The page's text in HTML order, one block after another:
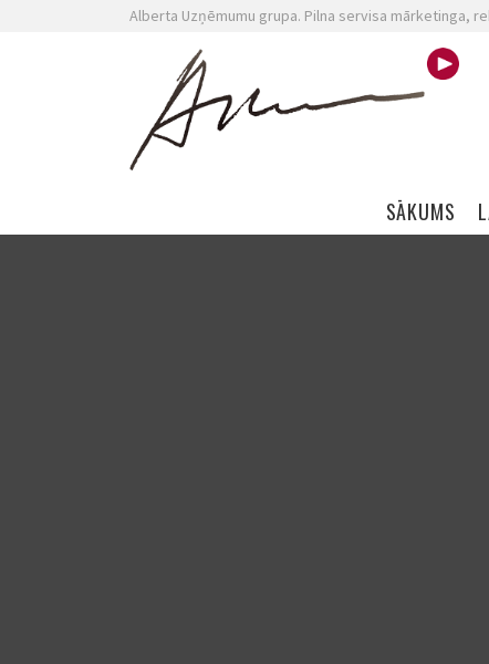
Alberta Uzņēmumu grupa. Pilna servisa mārketinga,
Skip navigation
SĀKUMS